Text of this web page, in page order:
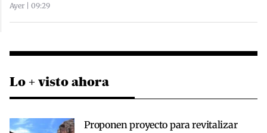
Ayer | 09:29
Lo + visto ahora
Proponen proyecto para revitalizar